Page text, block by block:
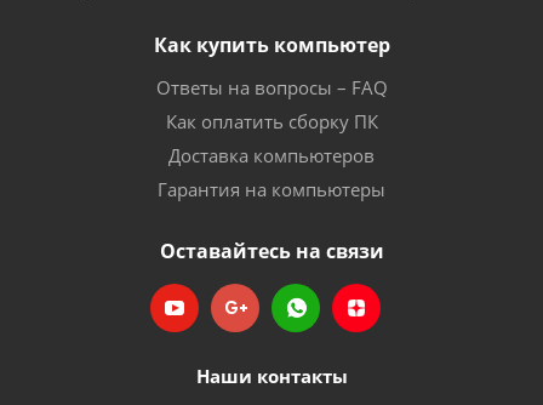
Как купить компьютер
Ответы на вопросы – FAQ
Как оплатить сборку ПК
Доставка компьютеров
Гарантия на компьютеры
Оставайтесь на связи
Наши контакты